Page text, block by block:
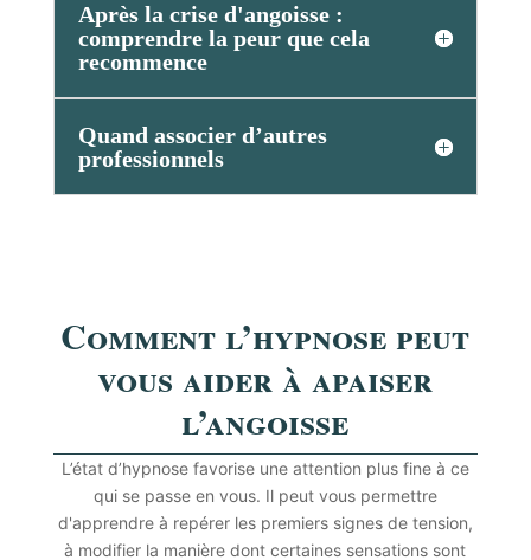
Après la crise d'angoisse :
comprendre la peur que cela
recommence
Quand associer d’autres
professionnels
Comment l’hypnose peut
vous aider à apaiser
l’angoisse
L’état d’hypnose favorise une attention plus fine à ce
qui se passe en vous. Il peut vous permettre
d'apprendre à repérer les premiers signes de tension,
à modifier la manière dont certaines sensations sont